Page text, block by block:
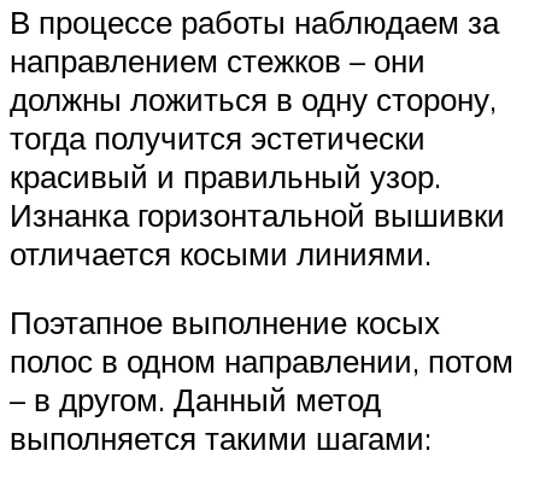
В процессе работы наблюдаем за
направлением стежков – они
должны ложиться в одну сторону,
тогда получится эстетически
красивый и правильный узор.
Изнанка горизонтальной вышивки
отличается косыми линиями.
Поэтапное выполнение косых
полос в одном направлении, потом
– в другом. Данный метод
выполняется такими шагами: